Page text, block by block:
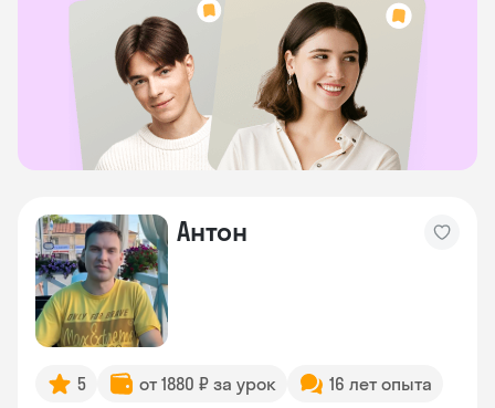
Антон
5 от 1880 ₽ за урок 16 лет опыта